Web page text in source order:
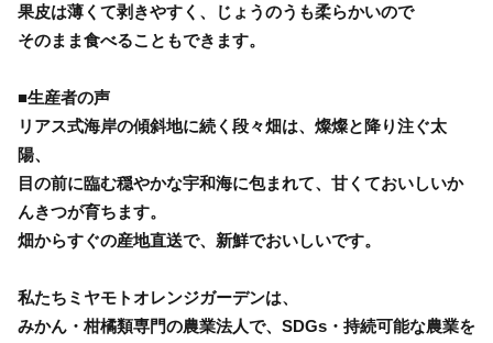
果皮は薄くて剥きやすく、じょうのうも柔らかいので
そのまま食べることもできます。
■生産者の声
リアス式海岸の傾斜地に続く段々畑は、燦燦と降り注ぐ太
陽、
目の前に臨む穏やかな宇和海に包まれて、甘くておいしいか
んきつが育ちます。
畑からすぐの産地直送で、新鮮でおいしいです。
私たちミヤモトオレンジガーデンは、
みかん・柑橘類専門の農業法人で、SDGs・持続可能な農業を